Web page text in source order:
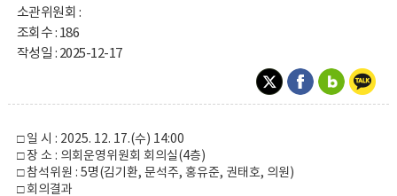
소관위원회 :
조회수 : 186
작성일 : 2025-12-17
□ 일 시 : 2025. 12. 17.(수) 14:00
□ 장 소 : 의회운영위원회 회의실(4층)
□ 참석위원 : 5명(김기환, 문석주, 홍유준, 권태호, 의원)
□ 회의결과